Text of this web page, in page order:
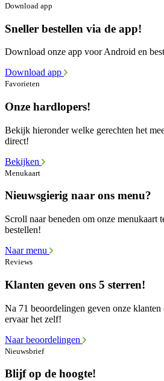
Download app
Sneller bestellen via de app!
Download onze app voor Android en
Download app
Favorieten
Onze hardlopers!
Bekijk hieronder welke gerechten het
direct!
Bekijken
Menukaart
Nieuwsgierig naar ons menu?
Scroll naar beneden om onze menukaart
bestellen!
Naar menu
Reviews
Klanten geven ons 5 sterren!
Na 71 beoordelingen geven onze klanten
ervaar het zelf!
Naar beoordelingen
Nieuwsbrief
Blijf op de hoogte!